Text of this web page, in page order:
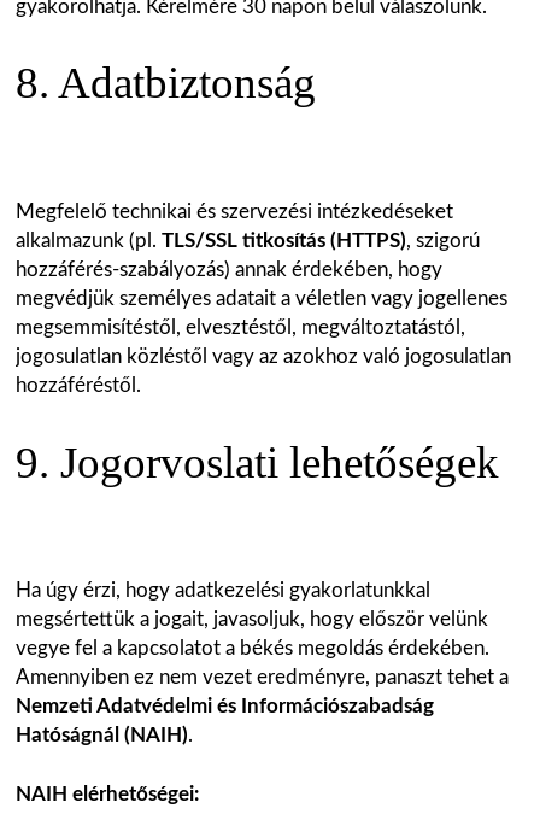
gyakorolhatja. Kérelmére 30 napon belül válaszolunk.
8. Adatbiztonság
Megfelelő technikai és szervezési intézkedéseket
alkalmazunk (pl. TLS/SSL titkosítás (HTTPS), szigorú
hozzáférés-szabályozás) annak érdekében, hogy
megvédjük személyes adatait a véletlen vagy jogellenes
megsemmisítéstől, elvesztéstől, megváltoztatástól,
jogosulatlan közléstől vagy az azokhoz való jogosulatlan
hozzáféréstől.
9. Jogorvoslati lehetőségek
Ha úgy érzi, hogy adatkezelési gyakorlatunkkal
megsértettük a jogait, javasoljuk, hogy először velünk
vegye fel a kapcsolatot a békés megoldás érdekében.
Amennyiben ez nem vezet eredményre, panaszt tehet a
Nemzeti Adatvédelmi és Információszabadság
Hatóságnál (NAIH).
NAIH elérhetőségei: